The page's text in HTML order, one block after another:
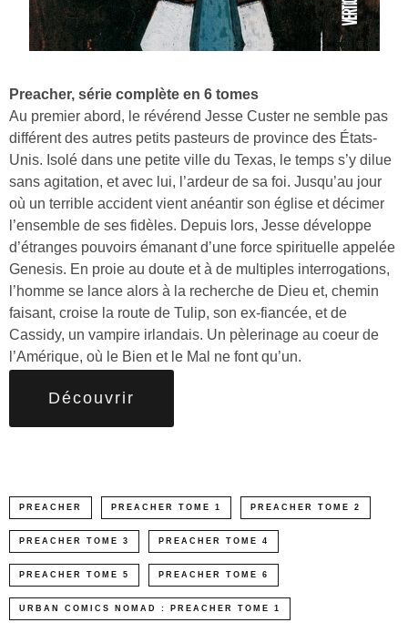
Preacher, série complète en 6 tomes
Au premier abord, le révérend Jesse Custer ne semble pas
différent des autres petits pasteurs de province des États-
Unis. Isolé dans une petite ville du Texas, le temps s’y dilue
sans agitation, et avec lui, l’ardeur de sa foi. Jusqu’au jour
où un terrible accident vient anéantir son église et décimer
l’ensemble de ses fidèles. Depuis lors, Jesse développe
d’étranges pouvoirs émanant d’une force spirituelle appelée
Genesis. En proie au doute et à de multiples interrogations,
l’homme se lance alors à la recherche de Dieu et, chemin
faisant, croise la route de Tulip, son ex-fiancée, et de
Cassidy, un vampire irlandais. Un pèlerinage au coeur de
l’Amérique, où le Bien et le Mal ne font qu’un.
Découvrir
PREACHER PREACHER TOME 1 PREACHER TOME 2
PREACHER TOME 3 PREACHER TOME 4
PREACHER TOME 5 PREACHER TOME 6
URBAN COMICS NOMAD : PREACHER TOME 1